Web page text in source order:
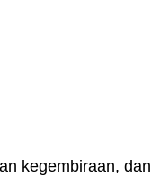
kegembiraan, dan